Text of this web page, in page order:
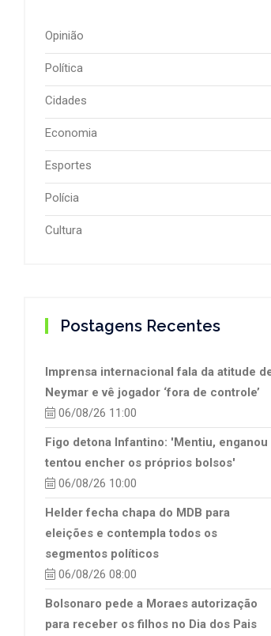
Opinião
Política
Cidades
Economia
Esportes
Polícia
Cultura
Postagens Recentes
Imprensa internacional fala da atitude
Neymar e vê jogador ‘fora de controle’
06/08/26 11:00
Figo detona Infantino: 'Mentiu, enganou
tentou encher os próprios bolsos'
06/08/26 10:00
Helder fecha chapa do MDB para
eleições e contempla todos os
segmentos políticos
06/08/26 08:00
Bolsonaro pede a Moraes autorização
para receber os filhos no Dia dos Pais